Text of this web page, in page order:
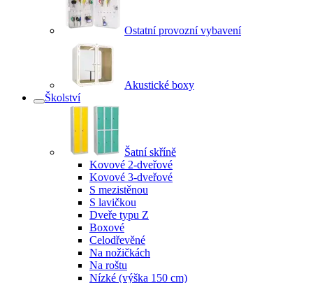
Ostatní provozní vybavení
Akustické boxy
Školství
Šatní skříně
Kovové 2-dveřové
Kovové 3-dveřové
S mezistěnou
S lavičkou
Dveře typu Z
Boxové
Celodřevěné
Na nožičkách
Na roštu
Nízké (výška 150 cm)